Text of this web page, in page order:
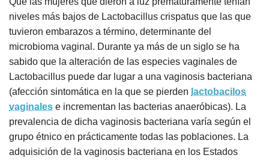
niveles más bajos de Lactobacillus crispatus que las que
tuvieron embarazos a término, determinante del
microbioma vaginal. Durante ya más de un siglo se ha
sabido que la alteración de las especies vaginales de
Lactobacillus puede dar lugar a una vaginosis bacteriana
(afección sintomática en la que se pierden lactobacilos
vaginales e incrementan las bacterias anaeróbicas). La
prevalencia de dicha vaginosis bacteriana varía según el
grupo étnico en prácticamente todas las poblaciones. La
adquisición de la vaginosis bacteriana en los Estados